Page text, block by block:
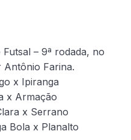
– 9ª rodada, no
Antônio Farina.
x Ipiranga
x Armação
x Serrano
Bola x Planalto